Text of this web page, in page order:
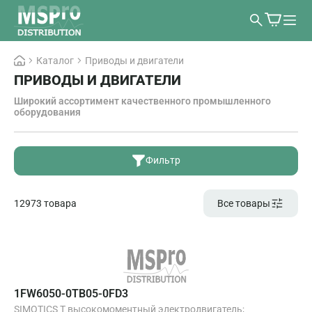
Каталог Приводы и двигатели
ПРИВОДЫ И ДВИГАТЕЛИ
Широкий ассортимент качественного промышленного
оборудования
Фильтр
12973 товара Все товары
1FW6050-0TB05-0FD3
SIMOTICS T высокомоментный электродвигатель;